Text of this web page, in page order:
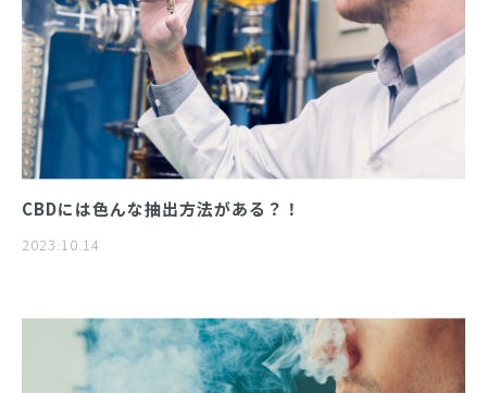
CBDには色んな抽出方法がある？！
2023.10.14